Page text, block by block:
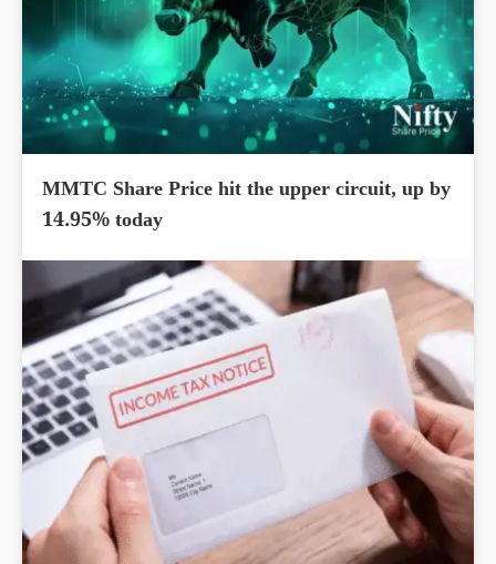
MMTC Share Price hit the upper circuit, up by
14.95% today